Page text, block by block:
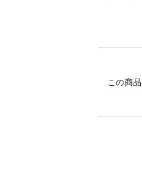
＜野菜
辛さを
この商